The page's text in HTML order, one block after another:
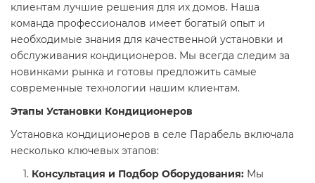
клиентам лучшие решения для их домов. Наша
команда профессионалов имеет богатый опыт и
необходимые знания для качественной установки и
обслуживания кондиционеров. Мы всегда следим за
новинками рынка и готовы предложить самые
современные технологии нашим клиентам.
Этапы Установки Кондиционеров
Установка кондиционеров в селе Парабель включала
несколько ключевых этапов:
Консультация и Подбор Оборудования: Мы